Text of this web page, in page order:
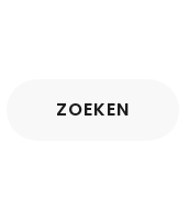
ZOEKEN